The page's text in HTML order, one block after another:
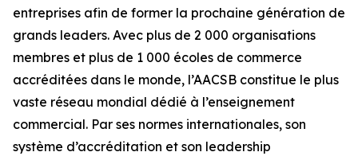
entreprises afin de former la prochaine génération de
grands leaders. Avec plus de 2 000 organisations
membres et plus de 1 000 écoles de commerce
accréditées dans le monde, l’AACSB constitue le plus
vaste réseau mondial dédié à l’enseignement
commercial. Par ses normes internationales, son
système d’accréditation et son leadership